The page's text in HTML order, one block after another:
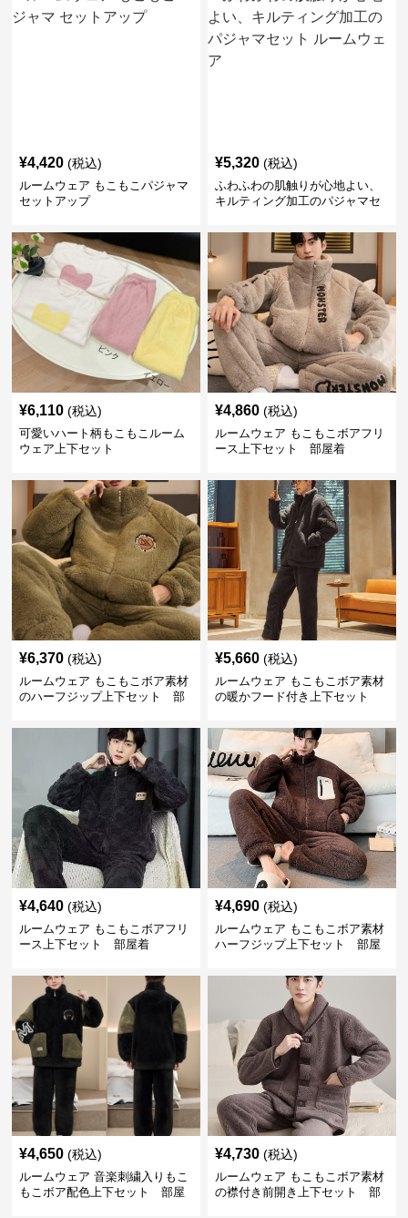
¥4,420 (税込)
ルームウェア もこもこパジャマ
セットアップ
¥5,320 (税込)
ふわふわの肌触りが心地よい、
キルティング加工のパジャマセ
¥6,110 (税込)
可愛いハート柄もこもこルーム
ウェア上下セット
¥4,860 (税込)
ルームウェア もこもこボアフリ
ース上下セット 部屋着
¥6,370 (税込)
ルームウェア もこもこボア素材
のハーフジップ上下セット 部
¥5,660 (税込)
ルームウェア もこもこボア素材
の暖かフード付き上下セット
¥4,640 (税込)
ルームウェア もこもこボアフリ
ース上下セット 部屋着
¥4,690 (税込)
ルームウェア もこもこボア素材
ハーフジップ上下セット 部屋
¥4,650 (税込)
ルームウェア 音楽刺繍入りもこ
もこボア配色上下セット 部屋
¥4,730 (税込)
ルームウェア もこもこボア素材
の襟付き前開き上下セット 部